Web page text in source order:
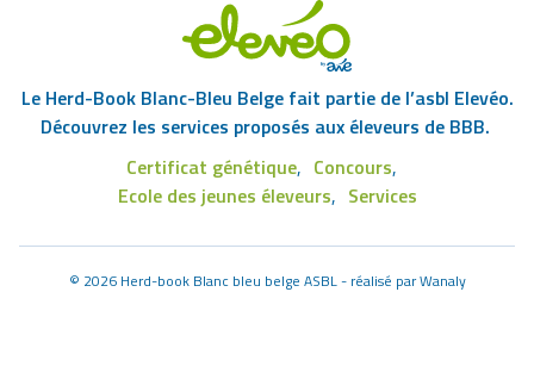
de
Le Herd-Book Blanc-Bleu Belge fait partie de l’asbl Elevéo.
Découvrez les services proposés aux éleveurs de BBB.
Footer
Eleveo
Certificat génétique
Concours
Ecole des jeunes éleveurs
Services
© 2026 Herd-book Blanc bleu belge ASBL - réalisé parWanaly